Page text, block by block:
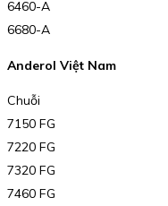
6460-A
6680-A
Anderol Việt Nam
Chuỗi
7150 FG
7220 FG
7320 FG
7460 FG